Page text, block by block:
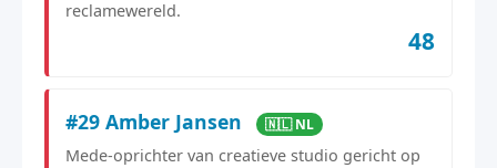
reclamewereld.
48
#29 Amber Jansen 🇳🇱 NL
Mede-oprichter van creatieve studio gericht op